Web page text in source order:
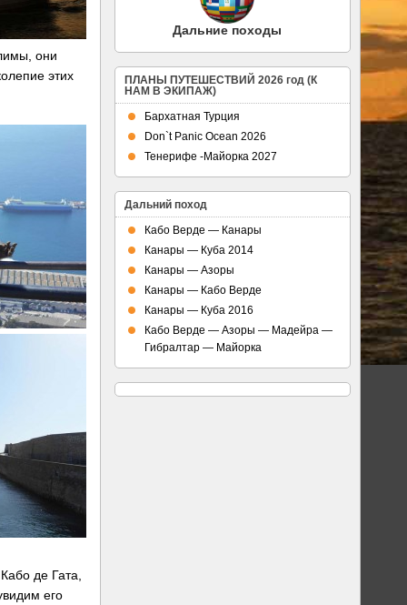
они
этих
де Гата,
его
Дальние походы
ПЛАНЫ ПУТЕШЕСТВИЙ 2026 год (К
НАМ В ЭКИПАЖ)
Бархатная Турция
Don`t Panic Ocean 2026
Тенерифе -Майорка 2027
Дальний поход
Кабо Верде — Канары
Канары — Куба 2014
Канары — Азоры
Канары — Кабо Верде
Канары — Куба 2016
Кабо Верде — Азоры — Мадейра —
Гибралтар — Майорка